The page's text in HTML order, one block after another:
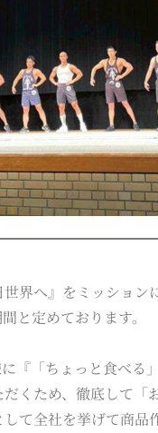
界へ』をミッション
と定めております。
『「ちょっと食べる
くため、徹底して
て全社を挙げて商